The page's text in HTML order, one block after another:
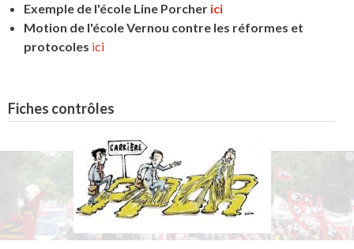
Exemple de l'école Line Porcher ici
Motion de l'école Vernou contre les réformes et
protocoles ici
Fiches contrôles